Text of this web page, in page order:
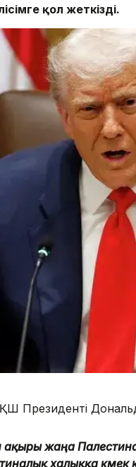
қол жеткізді.
Президенті
ақыры жаңа
халыққа көмек